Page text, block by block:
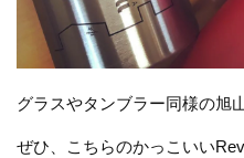
グラスやタンブラー同様の旭
ぜひ、こちらのかっこいい